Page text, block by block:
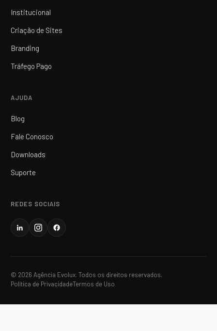
Institucional
Criação de Sites
Branding
Tráfego Pago
AJUDA
Blog
Fale Conosco
Downloads
Suporte
REDES SOCIAIS
© 2026 Agência Evolux. Todos os direitos reservados.
Política de PrivacidadeTermos de Uso